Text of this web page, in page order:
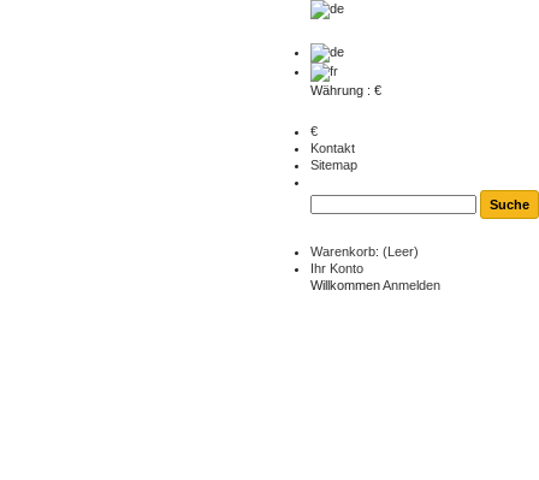
Währung : €
€
Kontakt
Sitemap
Warenkorb: (Leer)
Ihr Konto
WillkommenAnmelden